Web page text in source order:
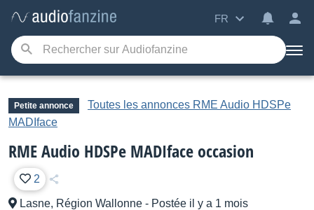
FR
Petite annonce
Toutes les annonces RME Audio HDSPe
MADIface
RME Audio HDSPe MADIface occasion
2
Lasne, Région Wallonne - Postée il y a 1 mois